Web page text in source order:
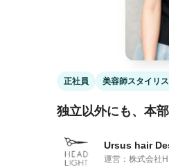
正社員 美容師スタイリ
独立以外にも、本
Ursus hair
運営：株式会社